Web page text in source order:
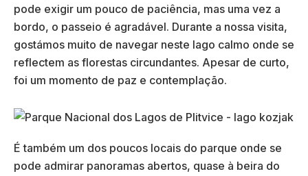
pode exigir um pouco de paciência, mas uma vez a
bordo, o passeio é agradável. Durante a nossa visita,
gostámos muito de navegar neste lago calmo onde se
reflectem as florestas circundantes. Apesar de curto,
foi um momento de paz e contemplação.
É também um dos poucos locais do parque onde se
pode admirar panoramas abertos, quase à beira do